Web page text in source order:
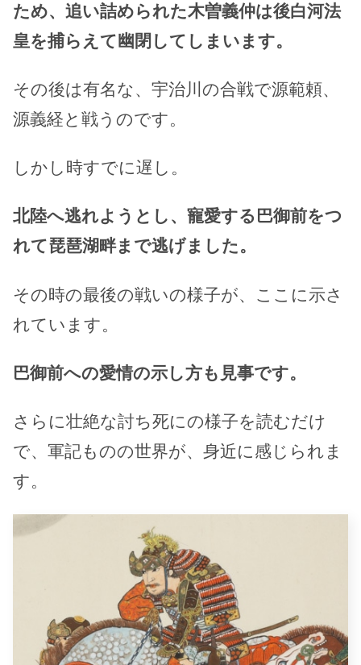
ため、追い詰められた木曽義仲は後白河法
皇を捕らえて幽閉してしまいます。
その後は有名な、宇治川の合戦で源範頼、
源義経と戦うのです。
しかし時すでに遅し。
北陸へ逃れようとし、寵愛する巴御前をつ
れて琵琶湖畔まで逃げました。
その時の最後の戦いの様子が、ここに示さ
れています。
巴御前への愛情の示し方も見事です。
さらに壮絶な討ち死にの様子を読むだけ
で、軍記ものの世界が、身近に感じられま
す。